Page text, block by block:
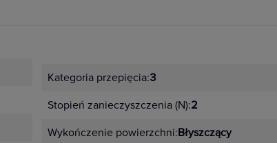
Kategoria przepięcia:3
Stopień zanieczyszczenia (N):2
Wykończenie powierzchni:Błyszczący